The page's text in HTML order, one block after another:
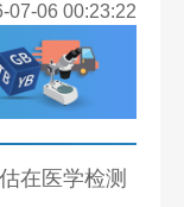
07-06 00:23:22
在医学检测